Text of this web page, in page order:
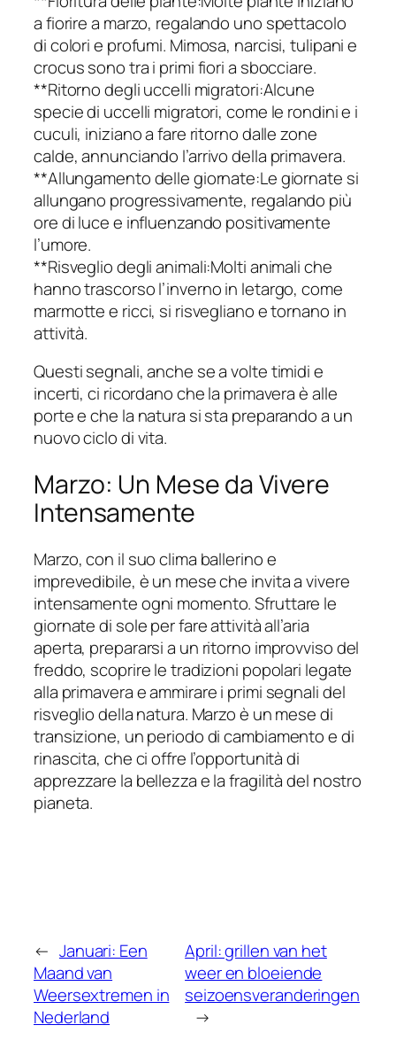
a fiorire a marzo, regalando uno spettacolo
di colori e profumi. Mimosa, narcisi, tulipani e
crocus sono tra i primi fiori a sbocciare.
**Ritorno degli uccelli migratori:Alcune
specie di uccelli migratori, come le rondini e i
cuculi, iniziano a fare ritorno dalle zone
calde, annunciando l’arrivo della primavera.
**Allungamento delle giornate:Le giornate si
allungano progressivamente, regalando più
ore di luce e influenzando positivamente
l’umore.
**Risveglio degli animali:Molti animali che
hanno trascorso l’inverno in letargo, come
marmotte e ricci, si risvegliano e tornano in
attività.
Questi segnali, anche se a volte timidi e
incerti, ci ricordano che la primavera è alle
porte e che la natura si sta preparando a un
nuovo ciclo di vita.
Marzo: Un Mese da Vivere
Intensamente
Marzo, con il suo clima ballerino e
imprevedibile, è un mese che invita a vivere
intensamente ogni momento. Sfruttare le
giornate di sole per fare attività all’aria
aperta, prepararsi a un ritorno improvviso del
freddo, scoprire le tradizioni popolari legate
alla primavera e ammirare i primi segnali del
risveglio della natura. Marzo è un mese di
transizione, un periodo di cambiamento e di
rinascita, che ci offre l’opportunità di
apprezzare la bellezza e la fragilità del nostro
pianeta.
← Januari: Een
Maand van
Weersextremen in
Nederland
April: grillen van het
weer en bloeiende
seizoensveranderingen
→